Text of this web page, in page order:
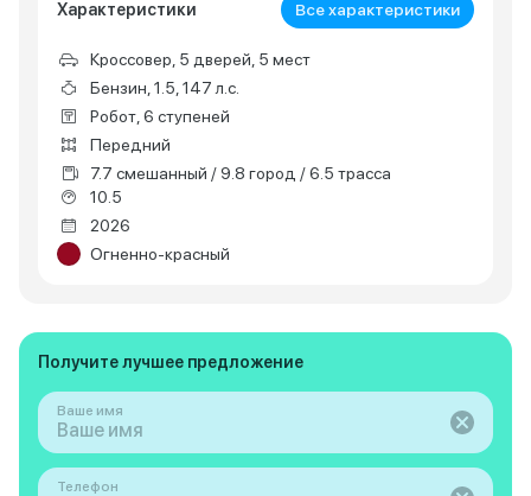
Характеристики Все характеристики
Кроссовер, 5 дверей, 5 мест
Бензин, 1.5, 147 л.с.
Робот, 6 ступеней
Передний
7.7 смешанный / 9.8 город / 6.5 трасса
10.5
2026
Огненно-красный
Получите лучшее предложение
Ваше имя
Телефон